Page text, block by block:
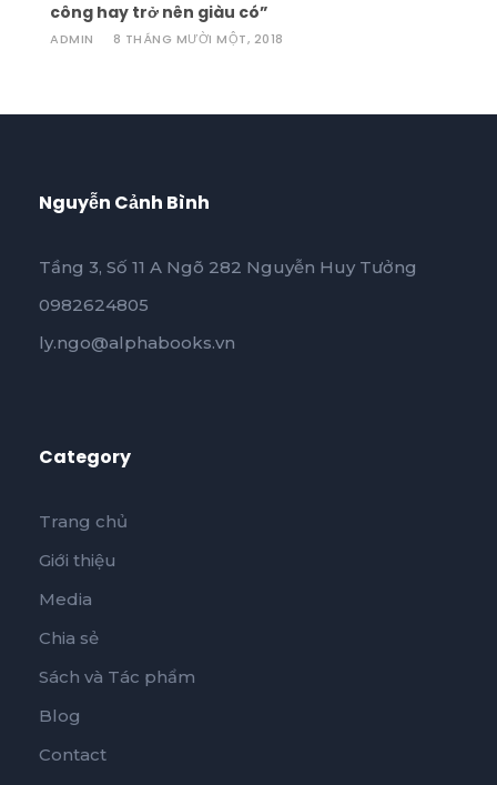
công hay trở nên giàu có”
ADMIN 8 THÁNG MƯỜI MỘT, 2018
Nguyễn Cảnh Bình
Tầng 3, Số 11 A Ngõ 282 Nguyễn Huy Tưởng
0982624805
ly.ngo@alphabooks.vn
Category
Trang chủ
Giới thiệu
Media
Chia sẻ
Sách và Tác phẩm
Blog
Contact